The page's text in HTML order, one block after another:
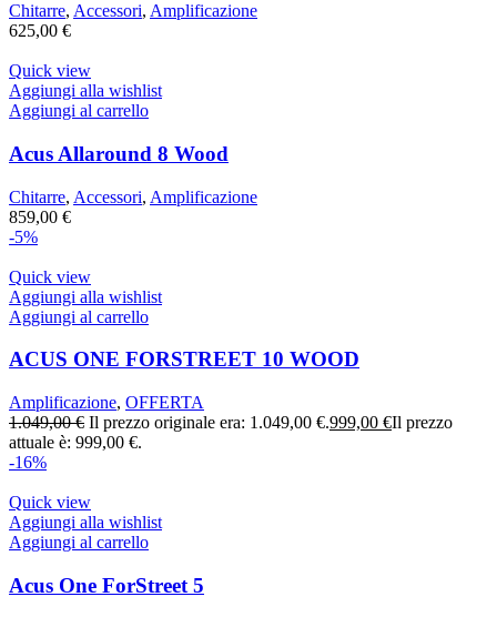
Chitarre, Accessori, Amplificazione
625,00 €
Quick view
Aggiungi alla wishlist
Aggiungi al carrello
Acus Allaround 8 Wood
Chitarre, Accessori, Amplificazione
859,00 €
-5%
Quick view
Aggiungi alla wishlist
Aggiungi al carrello
ACUS ONE FORSTREET 10 WOOD
Amplificazione, OFFERTA
1.049,00€ Il prezzo originale era: 1.049,00 €.999,00 €Il prezzo
attuale è: 999,00 €.
-16%
Quick view
Aggiungi alla wishlist
Aggiungi al carrello
Acus One ForStreet 5